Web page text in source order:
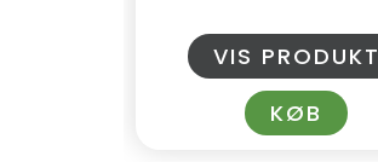
VIS PRODUKT
KØB